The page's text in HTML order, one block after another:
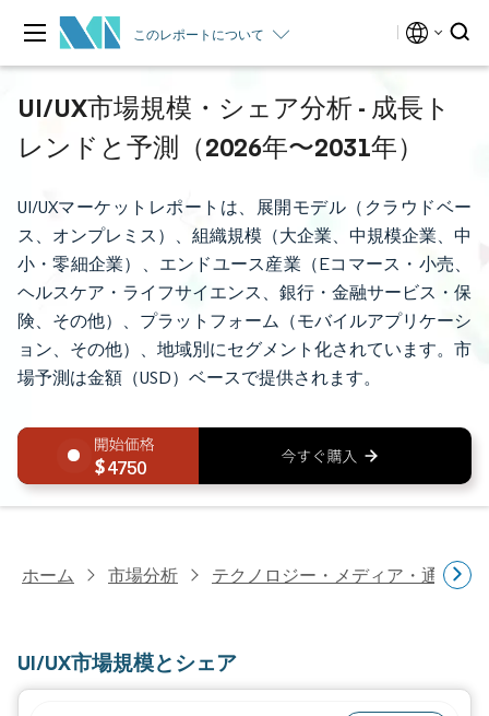
このレポートについて
UI/UX市場規模・シェア分析 - 成長ト
レンドと予測（2026年〜2031年）
UI/UXマーケットレポートは、展開モデル（クラウドベー
ス、オンプレミス）、組織規模（大企業、中規模企業、中
小・零細企業）、エンドユース産業（Eコマース・小売、
ヘルスケア・ライフサイエンス、銀行・金融サービス・保
険、その他）、プラットフォーム（モバイルアプリケーシ
ョン、その他）、地域別にセグメント化されています。市
場予測は金額（USD）ベースで提供されます。
4750
ホーム 市場分析 テクノロジー・メディア・通信研
UI/UX市場規模とシェア